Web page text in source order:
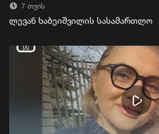
7 თვის
ლევან ხაბეიშვილის სასამართლო